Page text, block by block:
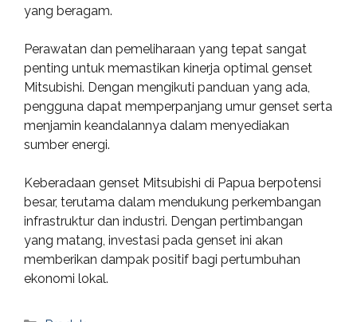
yang beragam.
Perawatan dan pemeliharaan yang tepat sangat
penting untuk memastikan kinerja optimal genset
Mitsubishi. Dengan mengikuti panduan yang ada,
pengguna dapat memperpanjang umur genset serta
menjamin keandalannya dalam menyediakan
sumber energi.
Keberadaan genset Mitsubishi di Papua berpotensi
besar, terutama dalam mendukung perkembangan
infrastruktur dan industri. Dengan pertimbangan
yang matang, investasi pada genset ini akan
memberikan dampak positif bagi pertumbuhan
ekonomi lokal.